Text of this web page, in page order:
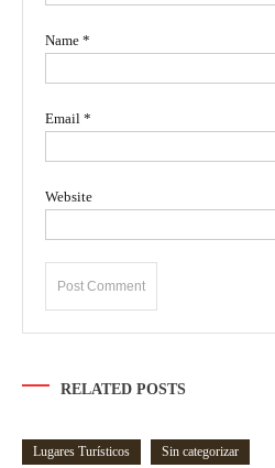
Name *
Email *
Website
RELATED POSTS
Lugares Turísticos Sin categorizar